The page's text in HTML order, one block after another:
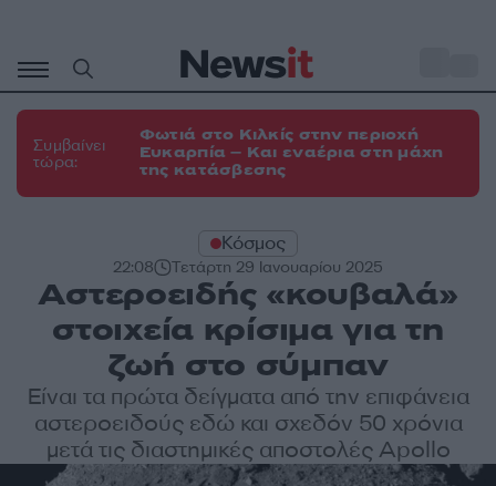
περιεχόμενο
Συμβαίνει
τώρα:
Φωτιά στο Κιλκίς στην περιοχή
Ευκαρπία – Και εναέρια στη μάχη
της κατάσβεσης
Κόσμος
22:08 Τετάρτη 29 Ιανουαρίου 2025
Αστεροειδής «κουβαλά»
στοιχεία κρίσιμα για τη
ζωή στο σύμπαν
Είναι τα πρώτα δείγματα από την επιφάνεια
αστεροειδούς εδώ και σχεδόν 50 χρόνια
μετά τις διαστημικές αποστολές Apollo